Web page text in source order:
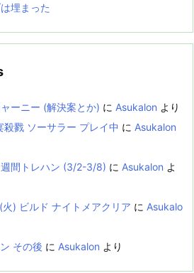
埋まった
ーニー (解決案とか) に Asukalon より
戮 ソーサラー プレイ中 に Asukalon
間トレハン (3/2-3/8) に Asukalon よ
) ビルド ナイトメアクリア に Asukalo
その後 に Asukalon より